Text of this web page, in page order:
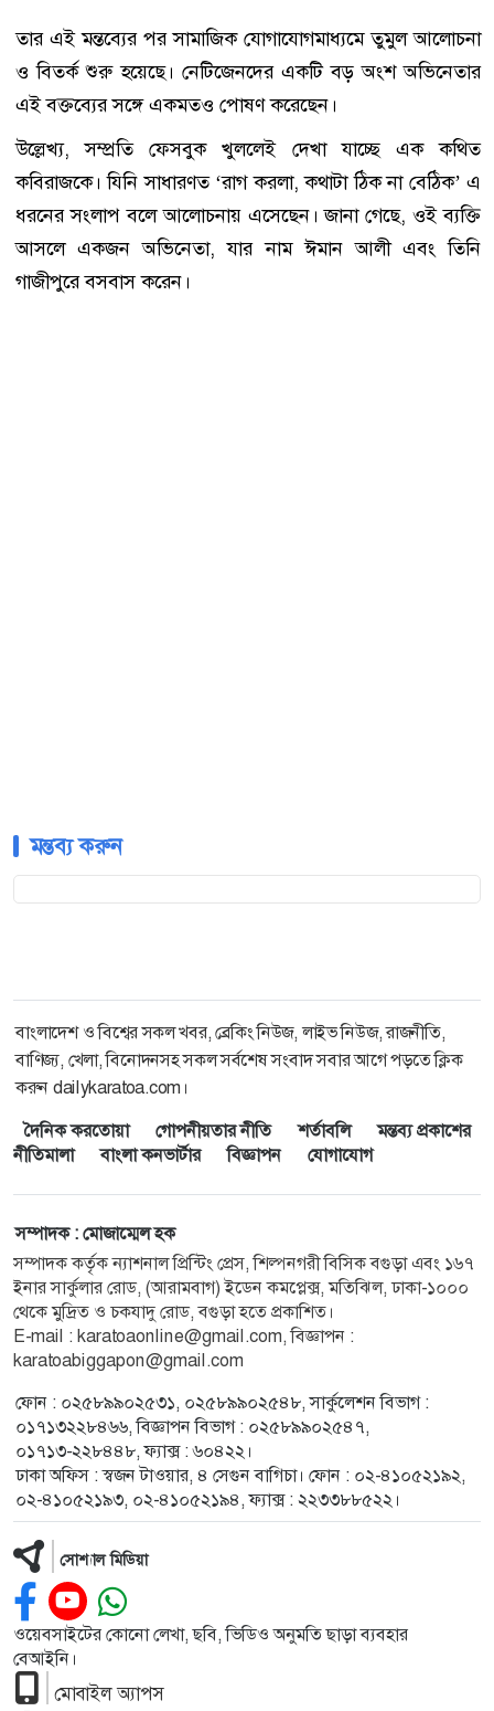
তার এই মন্তব্যের পর সামাজিক যোগাযোগমাধ্যমে তুমুল আলোচনা
ও বিতর্ক শুরু হয়েছে। নেটিজেনদের একটি বড় অংশ অভিনেতার
এই বক্তব্যের সঙ্গে একমতও পোষণ করেছেন।
উল্লেখ্য, সম্প্রতি ফেসবুক খুললেই দেখা যাচ্ছে এক কথিত
কবিরাজকে। যিনি সাধারণত ‘রাগ করলা, কথাটা ঠিক না বেঠিক’ এ
ধরনের সংলাপ বলে আলোচনায় এসেছেন। জানা গেছে, ওই ব্যক্তি
আসলে একজন অভিনেতা, যার নাম ঈমান আলী এবং তিনি
গাজীপুরে বসবাস করেন।
মন্তব্য করুন
বাংলাদেশ ও বিশ্বের সকল খবর, ব্রেকিং নিউজ, লাইভ নিউজ, রাজনীতি,
বাণিজ্য, খেলা, বিনোদনসহ সকল সর্বশেষ সংবাদ সবার আগে পড়তে ক্লিক
করুন dailykaratoa.com।
দৈনিক করতোয়া
গোপনীয়তার নীতি শর্তাবলি
মন্তব্য প্রকাশের
নীতিমালা
বাংলা কনভার্টার বিজ্ঞাপন যোগাযোগ
সম্পাদক : মোজাম্মেল হক
সম্পাদক কর্তৃক ন্যাশনাল প্রিন্টিং প্রেস, শিল্পনগরী বিসিক বগুড়া এবং ১৬৭
ইনার সার্কুলার রোড, (আরামবাগ) ইডেন কমপ্লেক্স, মতিঝিল, ঢাকা-১০০০
থেকে মুদ্রিত ও চকযাদু রোড, বগুড়া হতে প্রকাশিত।
E-mail : karatoaonline@gmail.com, বিজ্ঞাপন :
karatoabiggapon@gmail.com
ফোন : ০২৫৮৯৯০২৫৩১, ০২৫৮৯৯০২৫৪৮, সার্কুলেশন বিভাগ :
০১৭১৩২২৮৪৬৬, বিজ্ঞাপন বিভাগ : ০২৫৮৯৯০২৫৪৭,
০১৭১৩-২২৮৪৪৮, ফ্যাক্স : ৬০৪২২।
ঢাকা অফিস : স্বজন টাওয়ার, ৪ সেগুন বাগিচা। ফোন : ০২-৪১০৫২১৯২,
০২-৪১০৫২১৯৩, ০২-৪১০৫২১৯৪, ফ্যাক্স : ২২৩৩৮৮৫২২।
সোশ্যাল মিডিয়া
ওয়েবসাইটের কোনো লেখা, ছবি, ভিডিও অনুমতি ছাড়া ব্যবহার
বেআইনি।
মোবাইল অ্যাপস